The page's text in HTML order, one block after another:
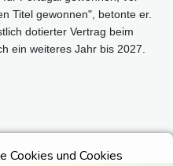
Cookies und Cookies
Titel gewonnen", betonte er.
dotierter Vertrag beim
ein weiteres Jahr bis 2027.